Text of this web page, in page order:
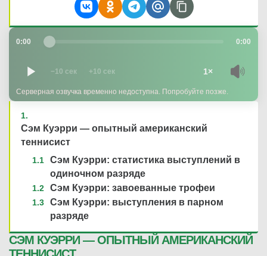
0:00 0:00
−10 сек +10 сек 1×
Серверная озвучка временно недоступна. Попробуйте позже.
Сэм Куэрри — опытный американский
теннисист
Сэм Куэрри: статистика выступлений в
одиночном разряде
Сэм Куэрри: завоеванные трофеи
Сэм Куэрри: выступления в парном
разряде
СЭМ КУЭРРИ — ОПЫТНЫЙ АМЕРИКАНСКИЙ